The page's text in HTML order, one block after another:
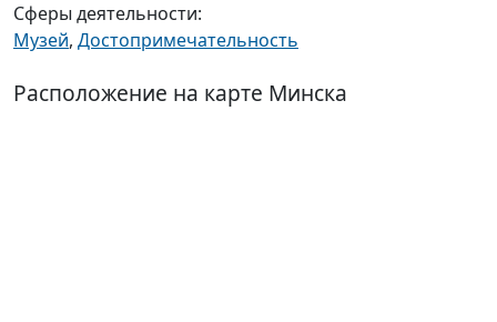
Сферы деятельности:
Музей, Достопримечательность
Расположение на карте Минска